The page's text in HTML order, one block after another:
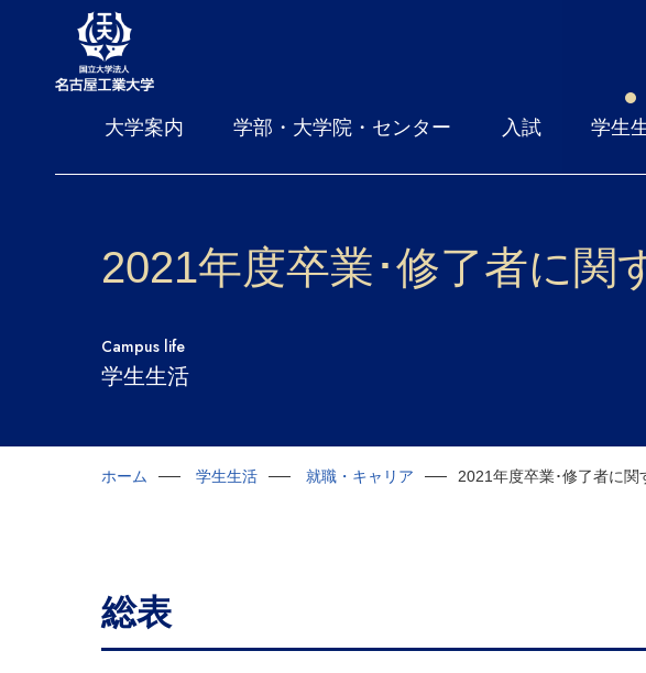
大学案内 学部・大学院・センター 入試 学生
2021年度卒業･修了者に関
Campus life
学生生活
ホーム 学生生活 就職・キャリア 2021年度卒業･修了者に関
総表